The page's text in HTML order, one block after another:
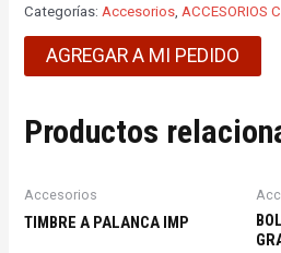
Categorías:Accesorios,ACCESORIOS
AGREGAR A MI PEDIDO
Productos
Accesorios
TIMBRE A PALANCA IMP